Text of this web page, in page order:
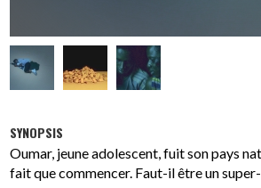
SYNOPSIS
Oumar, jeune adolescent, fuit son pays
fait que commencer. Faut-il être un